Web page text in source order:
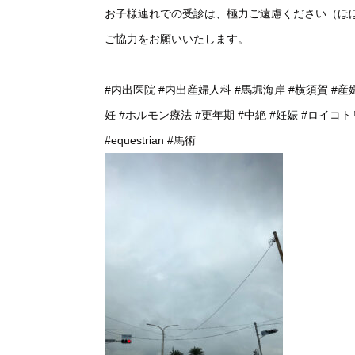
お子様連れでの受診は、極力ご遠慮ください（ほ
ご協力をお願いいたします。
#内出医院 #内出産婦人科 #馬堀海岸 #横須賀 #産
妊 #ホルモン療法 #更年期 #中絶 #妊娠 #ロイコト
#equestrian #馬術